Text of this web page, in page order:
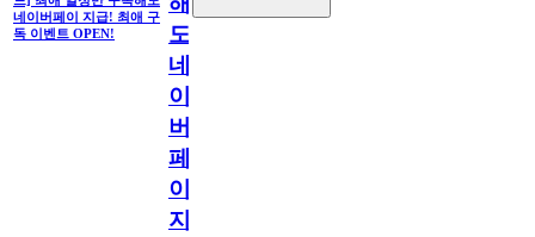
네이버페이 지급! 최애 구
독 이벤트 OPEN!
도
네
이
버
페
이
지